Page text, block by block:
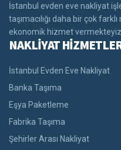
İstanbul evden eve nakliyat
taşımacılığı daha bir çok
ekonomik hizmet vermekteyiz.
NAKLİYAT
İstanbul Evden Eve Nakliyat
Banka Taşıma
Eşya Paketleme
Fabrika Taşıma
Şehirler Arası Nakliyat